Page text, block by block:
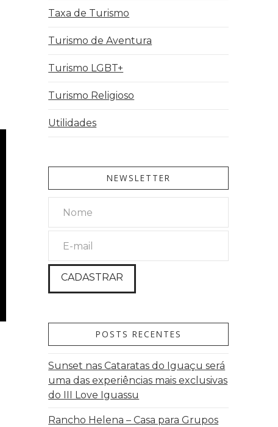
Taxa de Turismo
Turismo de Aventura
Turismo LGBT+
Turismo Religioso
Utilidades
NEWSLETTER
POSTS RECENTES
Sunset nas Cataratas do Iguaçu será
uma das experiências mais exclusivas
do III Love Iguassu
Rancho Helena – Casa para Grupos